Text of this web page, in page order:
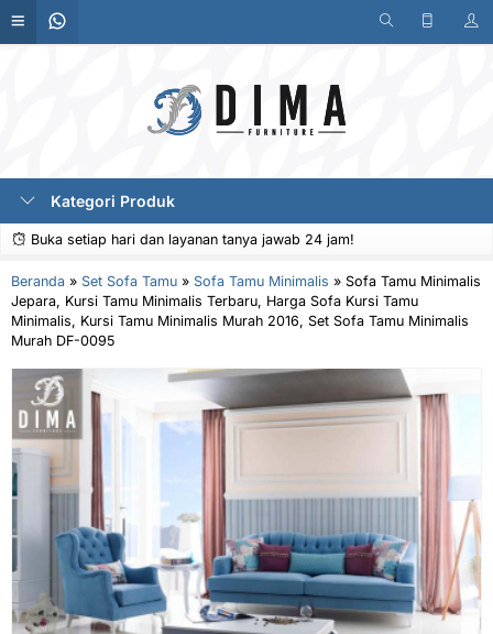
Kategori Produk
Buka setiap hari dan layanan tanya jawab 24 jam!
Beranda » Set Sofa Tamu » Sofa Tamu Minimalis » Sofa Tamu Minimalis
Jepara, Kursi Tamu Minimalis Terbaru, Harga Sofa Kursi Tamu
Minimalis, Kursi Tamu Minimalis Murah 2016, Set Sofa Tamu Minimalis
Murah DF-0095